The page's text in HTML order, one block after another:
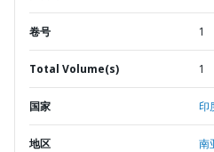
卷号 1
Total Volume(s) 1
国家 印
地区 南